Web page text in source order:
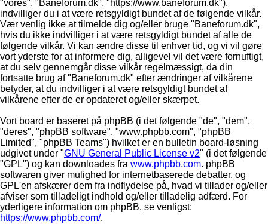
"vores", "Baneforum.dk", "https://www.baneforum.dk"),
indvilliger du i at være retsgyldigt bundet af de følgende vilkår.
Vær venlig ikke at tilmelde dig og/eller bruge "Baneforum.dk",
hvis du ikke indvilliger i at være retsgyldigt bundet af alle de
følgende vilkår. Vi kan ændre disse til enhver tid, og vi vil gøre
vort yderste for at informere dig, alligevel vil det være fornuftigt,
at du selv gennemgår disse vilkår regelmæssigt, da din
fortsatte brug af "Baneforum.dk" efter ændringer af vilkårene
betyder, at du indvilliger i at være retsgyldigt bundet af
vilkårene efter de er opdateret og/eller skærpet.
Vort board er baseret på phpBB (i det følgende "de", "dem",
"deres", "phpBB software", "www.phpbb.com", "phpBB
Limited", "phpBB Teams") hvilket er en bulletin board-løsning
udgivet under "GNU General Public License v2" (i det følgende
"GPL") og kan downloades fra www.phpbb.com. phpBB
softwaren giver mulighed for internetbaserede debatter, og
GPL'en afskærer dem fra indflydelse på, hvad vi tillader og/eller
afviser som tilladeligt indhold og/eller tilladelig adfærd. For
yderligere information om phpBB, se venligst:
https://www.phpbb.com/.